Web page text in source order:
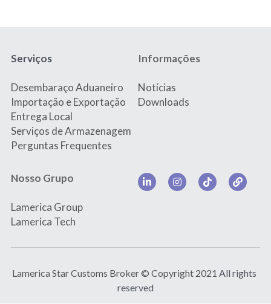
Serviços
Desembaraço Aduaneiro
Importação e Exportação
Entrega Local
Serviços de Armazenagem
Perguntas Frequentes
Informações
Notícias
Downloads
Nosso Grupo
Lamerica Group
Lamerica Tech
Lamerica Star Customs Broker © Copyright 2021 All rights
reserved